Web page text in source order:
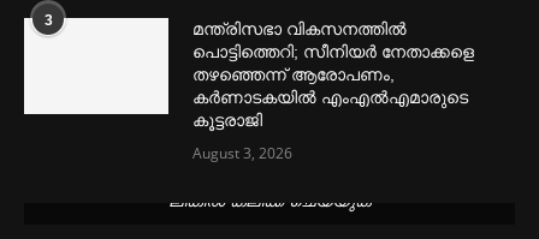
3
മന്ത്രിസഭാ വികസനത്തിൽ
പൊട്ടിത്തെറി; സീനിയർ നേതാക്കളെ
തഴഞ്ഞെന്ന് ആരോപണം,
കർണാടകയിൽ എംഎൽഎമാരുടെ
കൂട്ടരാജി
August 3, 2026
ലിങ്കിൽ ക്ലിക്ക് ചെയ്യുക